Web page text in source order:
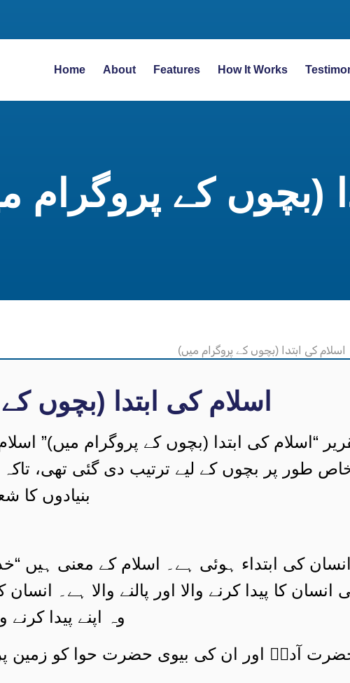
Home About Features How It Works
(بچوں کے پروگرام
اسلام کی ابتدا (بچوں
“اسلام کی ابتدا (بچوں کے پروگرام میں)”
طور پر بچوں کے لیے ترتیب دی گئی تھی،
بنیادوں کا
کی ابتداء ہوئی ہے۔ اسلام کے معنی ہیں “خدا
کا پیدا کرنے والا اور پالنے والا ہے۔
وہ اپنے پیدا
آدمؑ اور ان کی بیوی حضرت حوا کو زمین